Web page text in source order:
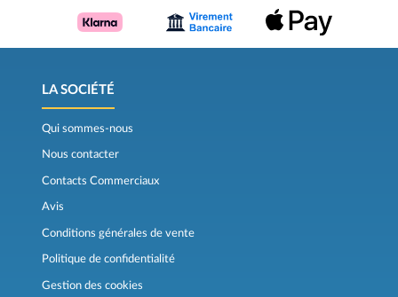
LA SOCIÉTÉ
Qui sommes-nous
Nous contacter
Contacts Commerciaux
Avis
Conditions générales de vente
Politique de confidentialité
Gestion des cookies